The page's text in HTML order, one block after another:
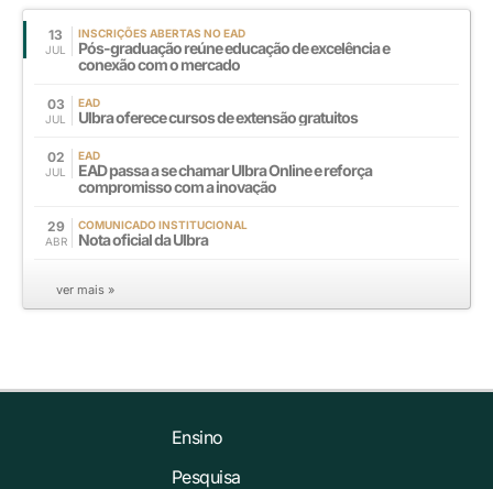
13
JUL
INSCRIÇÕES ABERTAS NO EAD
Pós-graduação reúne educação de excelência e
conexão com o mercado
03
JUL
EAD
Ulbra oferece cursos de extensão gratuitos
02
JUL
EAD
EAD passa a se chamar Ulbra Online e reforça
compromisso com a inovação
29
ABR
COMUNICADO INSTITUCIONAL
Nota oficial da Ulbra
ver mais »
Ensino
Pesquisa